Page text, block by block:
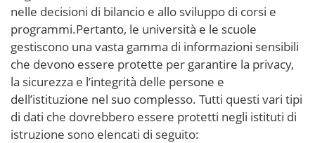
nelle decisioni di bilancio e allo sviluppo di corsi e
programmi.Pertanto, le università e le scuole
gestiscono una vasta gamma di informazioni sensibili
che devono essere protette per garantire la privacy,
la sicurezza e l’integrità delle persone e
dell’istituzione nel suo complesso. Tutti questi vari tipi
di dati che dovrebbero essere protetti negli istituti di
istruzione sono elencati di seguito: